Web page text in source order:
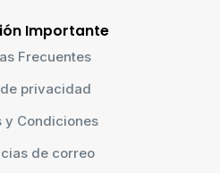
Importante
Frecuentes
privacidad
y Condiciones
de correo